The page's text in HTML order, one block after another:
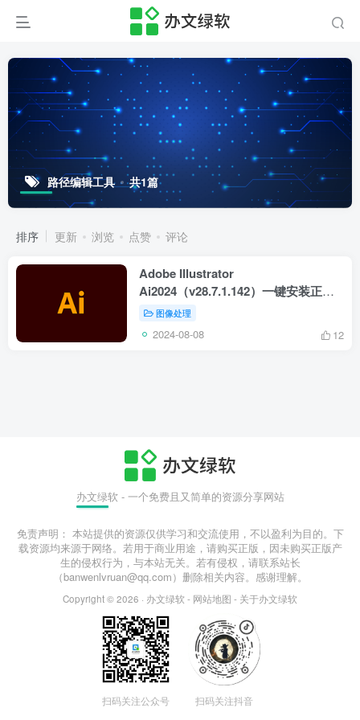
路径编辑工具 共1篇
排序 更新 浏览 点赞 评论
Adobe Illustrator
Ai2024（v28.7.1.142）一键安装正式
版 – 矢量图形设计工具
图像处理
2024-08-08 12
办文绿软 - 一个免费且又简单的资源分享网站
免责声明： 本站提供的资源仅供学习和交流使用，不以盈利为目的。下
载资源均来源于网络。若用于商业用途，请购买正版，因未购买正版产
生的侵权行为，与本站无关。若有侵权，请联系站长
（banwenlvruan@qq.com）删除相关内容。感谢理解。
Copyright © 2026 · 办文绿软 - 网站地图 - 关于办文绿软
扫码关注公众号 扫码关注抖音